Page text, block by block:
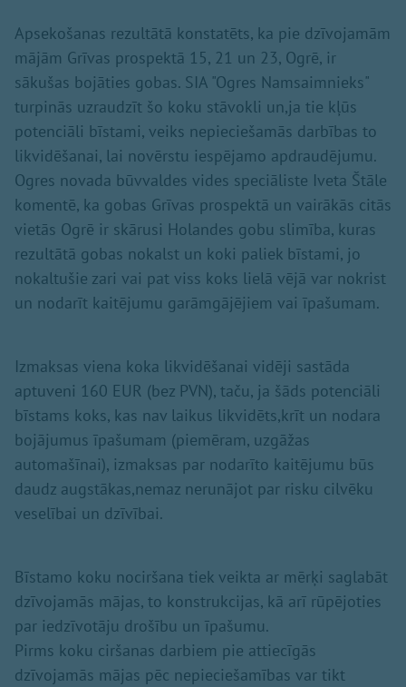
Apsekošanas rezultātā konstatēts, ka pie dzīvojamām
mājām Grīvas prospektā 15, 21 un 23, Ogrē, ir
sākušas bojāties gobas. SIA "Ogres Namsaimnieks"
turpinās uzraudzīt šo koku stāvokli un,ja tie kļūs
potenciāli bīstami, veiks nepieciešamās darbības to
likvidēšanai, lai novērstu iespējamo apdraudējumu.
Ogres novada būvvaldes vides speciāliste Iveta Štāle
komentē, ka gobas Grīvas prospektā un vairākās citās
vietās Ogrē ir skārusi Holandes gobu slimība, kuras
rezultātā gobas nokalst un koki paliek bīstami, jo
nokaltušie zari vai pat viss koks lielā vējā var nokrist
un nodarīt kaitējumu garāmgājējiem vai īpašumam.
Izmaksas viena koka likvidēšanai vidēji sastāda
aptuveni 160 EUR (bez PVN), taču, ja šāds potenciāli
bīstams koks, kas nav laikus likvidēts,krīt un nodara
bojājumus īpašumam (piemēram, uzgāžas
automašīnai), izmaksas par nodarīto kaitējumu būs
daudz augstākas,nemaz nerunājot par risku cilvēku
veselībai un dzīvībai.
Bīstamo koku nociršana tiek veikta ar mērķi saglabāt
dzīvojamās mājas, to konstrukcijas, kā arī rūpējoties
par iedzīvotāju drošību un īpašumu.
Pirms koku ciršanas darbiem pie attiecīgās
dzīvojamās mājas pēc nepieciešamības var tikt